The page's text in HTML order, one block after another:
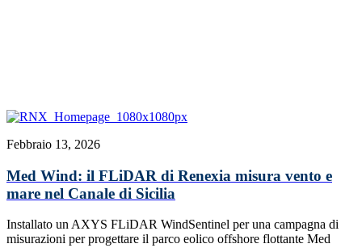
Febbraio 13, 2026
Med Wind: il FLiDAR di Renexia misura vento e
mare nel Canale di Sicilia
Installato un AXYS FLiDAR WindSentinel per una campagna di
misurazioni per progettare il parco eolico offshore flottante Med